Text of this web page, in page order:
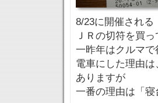
8/23に開催される
ＪＲの切符を買っ
一昨年はクルマ
電車にした理由
ありますが
一番の理由は「